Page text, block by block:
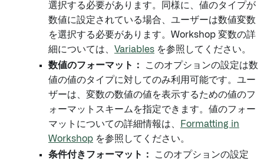
選択する必要があります。同様に、値のタイプが
数値に設定されている場合、ユーザーは数値変数
を選択する必要があります。Workshop 変数の詳
細については、 Variables を参照してください。
数値のフォーマット：
このオプションの設定は数
値の値のタイプに対してのみ利用可能です。ユー
ザーは、変数の数値の値を表示するための値のフ
ォーマットスキームを指定できます。値のフォー
マットについての詳細情報は、
Formatting in
Workshop を参照してください。
条件付きフォーマット：
このオプションの設定